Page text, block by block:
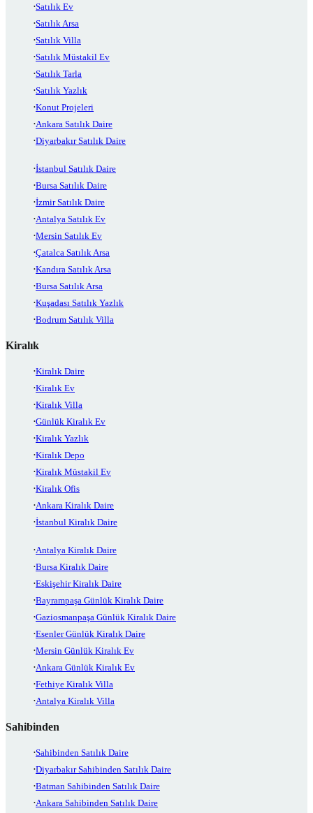
Satılık Ev
Satılık Arsa
Satılık Villa
Satılık Müstakil Ev
Satılık Tarla
Satılık Yazlık
Konut Projeleri
Ankara Satılık Daire
Diyarbakır Satılık Daire
İstanbul Satılık Daire
Bursa Satılık Daire
İzmir Satılık Daire
Antalya Satılık Ev
Mersin Satılık Ev
Çatalca Satılık Arsa
Kandıra Satılık Arsa
Bursa Satılık Arsa
Kuşadası Satılık Yazlık
Bodrum Satılık Villa
Kiralık
Kiralık Daire
Kiralık Ev
Kiralık Villa
Günlük Kiralık Ev
Kiralık Yazlık
Kiralık Depo
Kiralık Müstakil Ev
Kiralık Ofis
Ankara Kiralık Daire
İstanbul Kiralık Daire
Antalya Kiralık Daire
Bursa Kiralık Daire
Eskişehir Kiralık Daire
Bayrampaşa Günlük Kiralık Daire
Gaziosmanpaşa Günlük Kiralık Daire
Esenler Günlük Kiralık Daire
Mersin Günlük Kiralık Ev
Ankara Günlük Kiralık Ev
Fethiye Kiralık Villa
Antalya Kiralık Villa
Sahibinden
Sahibinden Satılık Daire
Diyarbakır Sahibinden Satılık Daire
Batman Sahibinden Satılık Daire
Ankara Sahibinden Satılık Daire